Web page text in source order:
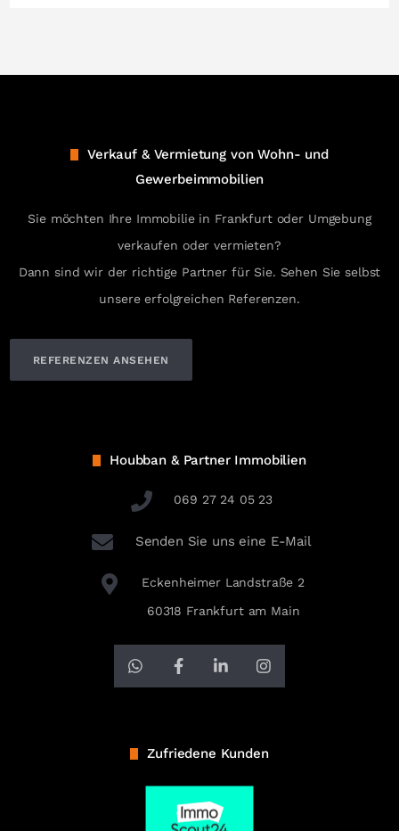
Verkauf & Vermietung von Wohn- und
Gewerbeimmobilien
Sie möchten Ihre Immobilie in Frankfurt oder Umgebung
verkaufen oder vermieten?
Dann sind wir der richtige Partner für Sie. Sehen Sie selbst
unsere erfolgreichen Referenzen.
REFERENZEN ANSEHEN
Houbban & Partner Immobilien
069 27 24 05 23
Senden Sie uns eine E-Mail
Eckenheimer Landstraße 2
60318 Frankfurt am Main
Zufriedene Kunden